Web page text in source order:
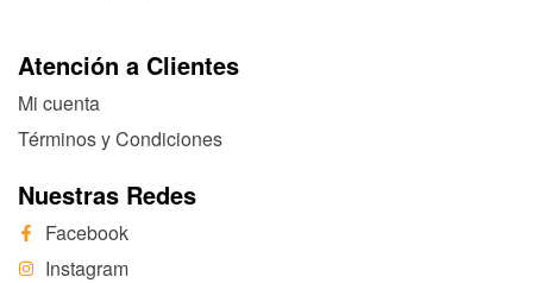
Atención a Clientes
Mi cuenta
Términos y Condiciones
Nuestras Redes
Facebook
Instagram